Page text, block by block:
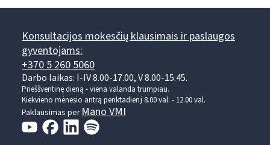
Konsultacijos mokesčių klausimais ir paslaugos
gyventojams:
+370 5 260 5060
Darbo laikas: I-IV 8.00-17.00, V 8.00-15.45.
Prieššventinę dieną - viena valanda trumpiau.
Kiekvieno mėnesio antrą penktadienį 8.00 val. - 12.00 val.
Paklausimas per Mano VMI